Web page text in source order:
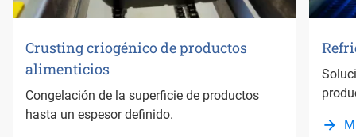
Crusting criogénico de productos
alimenticios
Congelación de la superficie de productos
hasta un espesor definido.